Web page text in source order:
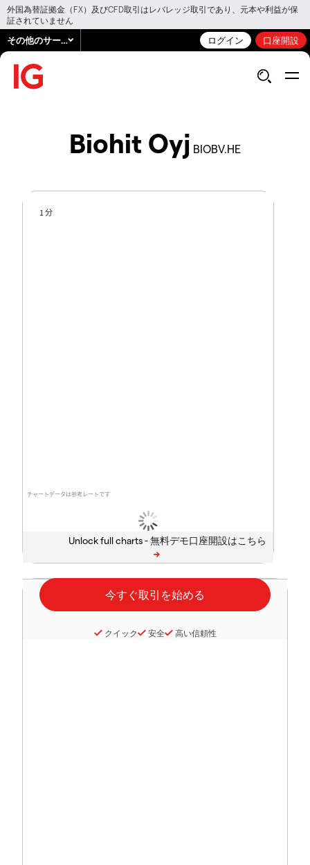
外国為替証拠金（FX）及びCFD取引はレバレッジ取引であり、元本や利益が保
証されていません
その他のサービス ログイン 口座開設
Biohit Oyj BIOBV.HE
チャートデータは参考レートです
1 分
Unlock full charts -
クイック 安全 高い信頼性